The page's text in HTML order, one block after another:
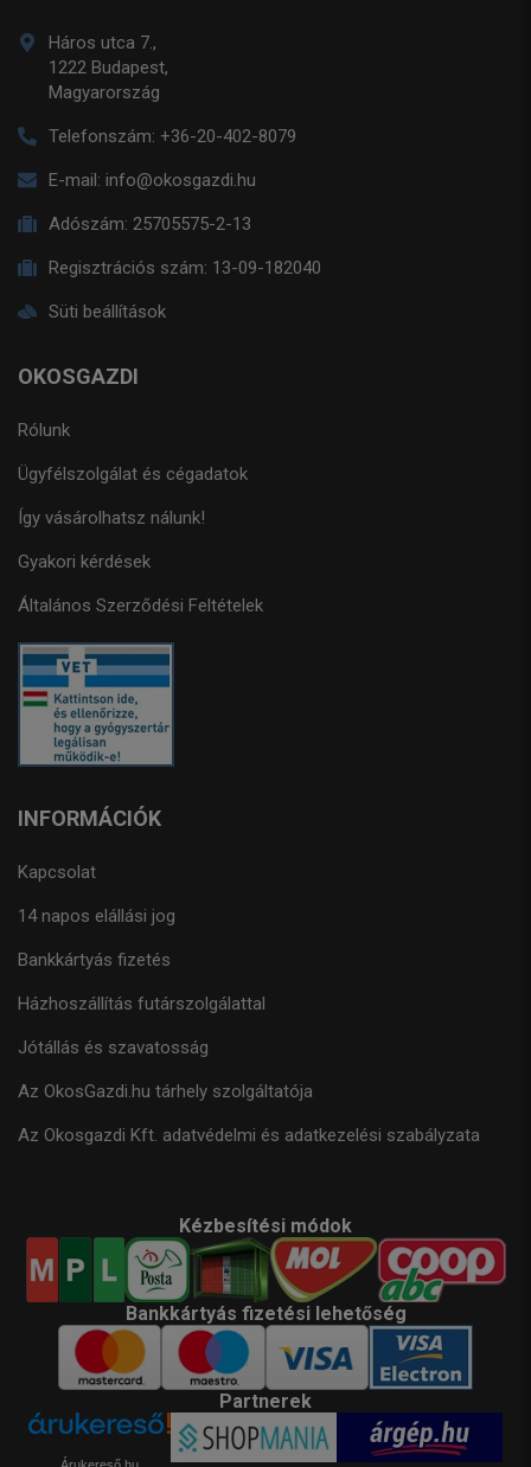
Háros utca 7.,
1222 Budapest,
Magyarország
Telefonszám: +36-20-402-8079
E-mail: info@okosgazdi.hu
Adószám: 25705575-2-13
Regisztrációs szám: 13-09-182040
Süti beállítások
OKOSGAZDI
Rólunk
Ügyfélszolgálat és cégadatok
Így vásárolhatsz nálunk!
Gyakori kérdések
Általános Szerződési Feltételek
INFORMÁCIÓK
Kapcsolat
14 napos elállási jog
Bankkártyás fizetés
Házhoszállítás futárszolgálattal
Jótállás és szavatosság
Az OkosGazdi.hu tárhely szolgáltatója
Az Okosgazdi Kft. adatvédelmi és adatkezelési szabályzata
Kézbesítési módok
Bankkártyás fizetési lehetőség
Partnerek